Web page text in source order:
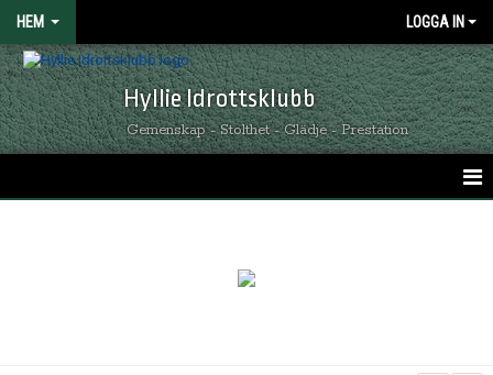
HEM LOGGA IN
Hyllie Idrottsklubb
Gemenskap - Stolthet - Glädje - Prestation